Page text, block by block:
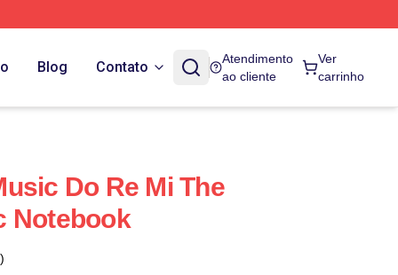
Blog Contato
Atendimento
ao cliente
Ver
carrinho
Do Re Mi The
Notebook